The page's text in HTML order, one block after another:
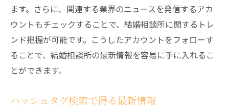
ます。さらに、関連する業界のニュースを発信するアカ
ウントもチェックすることで、結婚相談所に関するトレ
ンド把握が可能です。こうしたアカウントをフォローす
ることで、結婚相談所の最新情報を容易に手に入れるこ
とができます。
ハッシュタグ検索で得る最新情報